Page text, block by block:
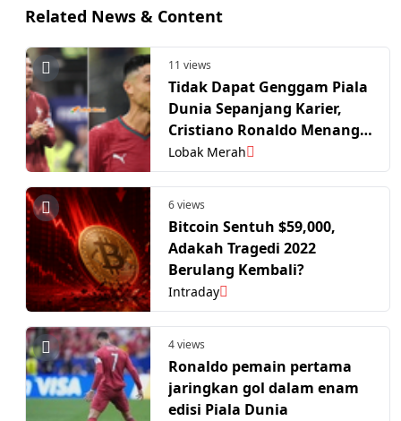
Related News & Content
11 views
Tidak Dapat Genggam Piala
Dunia Sepanjang Karier,
Cristiano Ronaldo Menangis
Keluar Padang
Lobak Merah
6 views
Bitcoin Sentuh $59,000,
Adakah Tragedi 2022
Berulang Kembali?
Intraday
4 views
Ronaldo pemain pertama
jaringkan gol dalam enam
edisi Piala Dunia